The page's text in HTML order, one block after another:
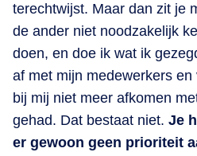
terechtwijst. Maar dan zit je
de ander niet noodzakelijk
doen, en doe ik wat ik
af met mijn medewerkers
bij mij niet meer afkomen
gehad. Dat bestaat niet. Je
er gewoon geen prioriteit